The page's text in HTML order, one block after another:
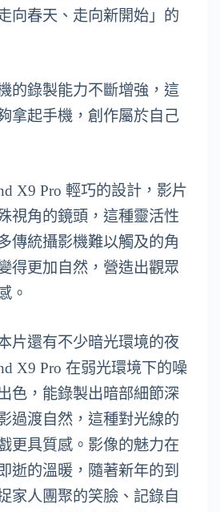
向春天、走向新開始」的
的錄製能力不斷增強，這
拿起手機，創作屬於自己
X9 Pro 輕巧的設計，影片
視角的鏡頭，這種靈活性
傳統攝影機難以觸及的角
得更加自然，營造出觀眾
。
片還有不少暗光環境的夜
X9 Pro 在弱光環境下的噪
色，能錄製出暗部細節深
過渡自然，這種對光線的
更具質感。影像的魅力在
逝的溫暖，隨著新年的到
家人團聚的笑臉、記錄自